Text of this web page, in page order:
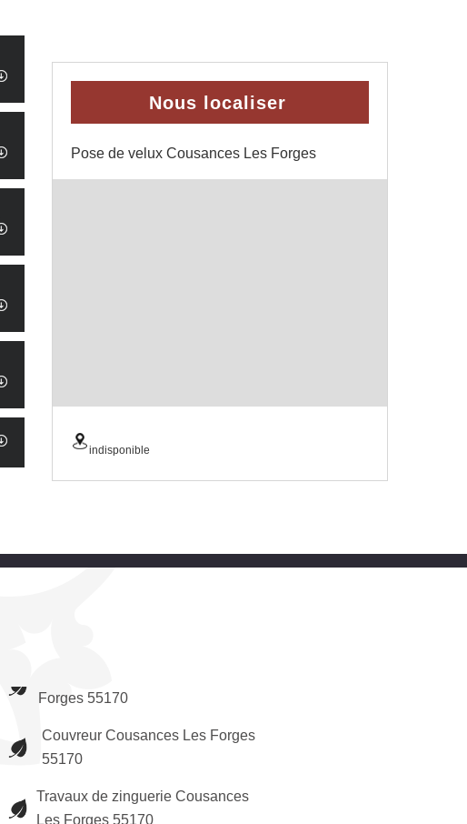
Nous localiser
Pose de velux Cousances Les Forges
indisponible
Forges 55170
Couvreur Cousances Les Forges
55170
Travaux de zinguerie Cousances
Les Forges 55170